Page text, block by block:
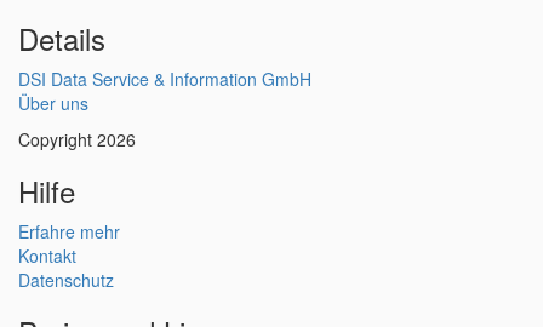
Details
DSI Data Service & Information GmbH
Über uns
Copyright 2026
Hilfe
Erfahre mehr
Kontakt
Datenschutz